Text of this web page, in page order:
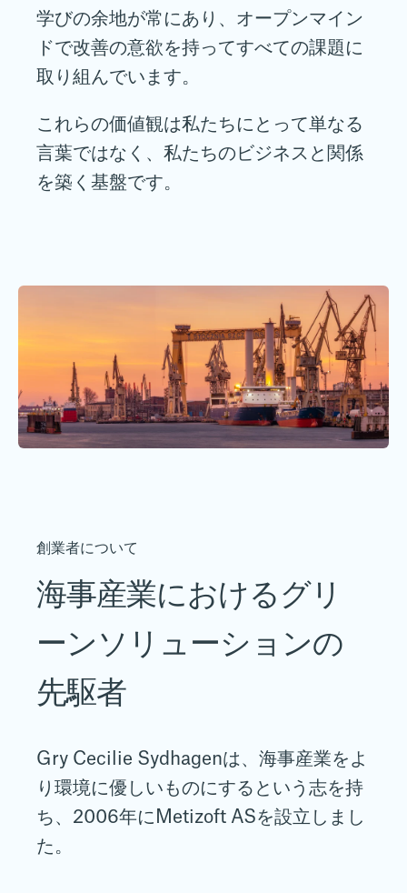
学びの余地が常にあり、オープンマイン
ドで改善の意欲を持ってすべての課題に
取り組んでいます。
これらの価値観は私たちにとって単なる
言葉ではなく、私たちのビジネスと関係
を築く基盤です。
創業者について
海事産業におけるグリ
ーンソリューションの
先駆者
Gry Cecilie Sydhagenは、海事産業をよ
り環境に優しいものにするという志を持
ち、2006年にMetizoft ASを設立しまし
た。